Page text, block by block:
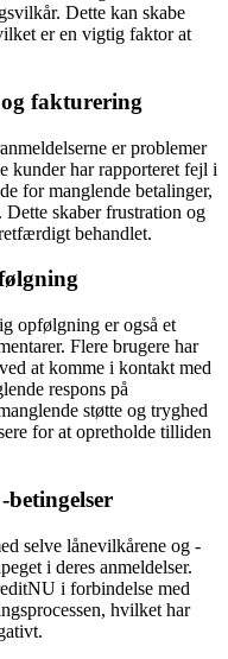
Dette kan skabe
er en vigtig faktor at
fakturering
er problemer
kunder har rapporteret fejl i
for manglende betalinger,
skaber frustration og
behandlet.
opfølgning er også et
Flere brugere har
at komme i kontakt med
respons på
støtte og tryghed
for at opretholde tilliden
selve lånevilkårene og -
i deres anmeldelser.
i forbindelse med
hvilket har